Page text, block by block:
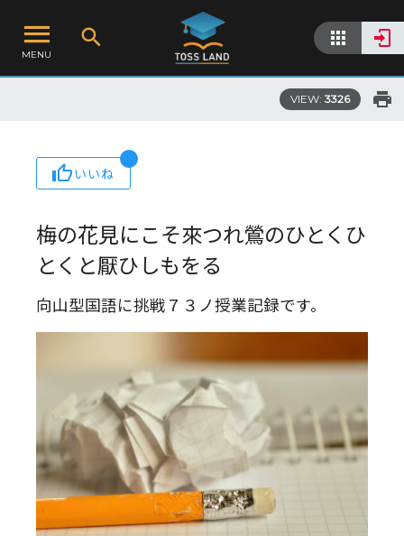
MENU
VIEW: 3326
いいね
梅の花見にこそ來つれ鶯のひとくひ
とくと厭ひしもをる
向山型国語に挑戦７３ノ授業記録です。